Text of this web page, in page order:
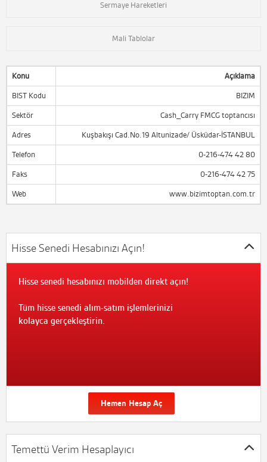
Sermaye Hareketleri
Mali Tablolar
Konu Açıklama
BIST Kodu BIZIM
Sektör Cash_Carry FMCG toptancısı
Adres Kuşbakışı Cad.No.19 Altunizade/ Üsküdar-İSTANBUL
Telefon 0-216-474 42 80
Faks 0-216-474 42 75
Web www.bizimtoptan.com.tr
Hisse Senedi Hesabınızı Açın!
Hisse senedi hesabınızı mobilden direkt açın!
Tüm hisse senedi alım-satım işlemlerinizi
kolayca gerçekleştirin.
Hemen Hesap Aç
Temettü Verim Hesaplayıcı